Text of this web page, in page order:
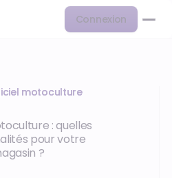
Connexion
motoculture
: quelles
pour votre
?